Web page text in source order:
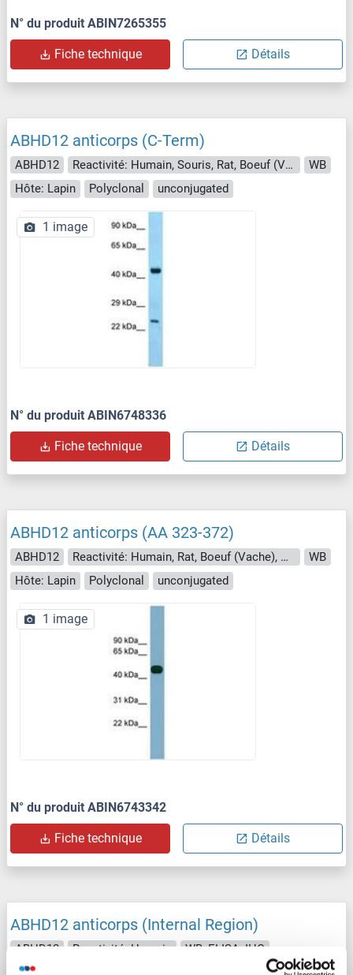
N° du produit ABIN7265355
Fiche technique Détails
ABHD12 anticorps (C-Term)
ABHD12 Reactivité: Humain, Souris, Rat, Boeuf (Vache), Chien, Cheval, Lapin, Singe, Roussette (Chauve-souris)
WB
Hôte: Lapin
Polyclonal unconjugated
1 image
N° du produit ABIN6748336
Fiche technique Détails
ABHD12 anticorps (AA 323-372)
ABHD12 Reactivité: Humain, Rat, Boeuf (Vache), Chien, Cheval, Lapin, Cobaye, Singe
WB
Hôte: Lapin
Polyclonal unconjugated
1 image
N° du produit ABIN6743342
Fiche technique Détails
ABHD12 anticorps (Internal Region)
ABHD12 Reactivité: Humain
WB, ELISA, IHC